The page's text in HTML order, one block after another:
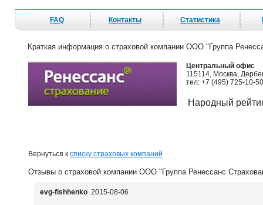
FAQ Контакты Статистика
Краткая информация о страховой компании ООО "Группа
Центральный офис
115114, Москва,
тел: +7 (495) 725-10-
Народный
Вернуться к списку страховых компаний
Отзывы о страховой компании ООО "Группа Ренессанс
evg-fishhenko 2015-08-06